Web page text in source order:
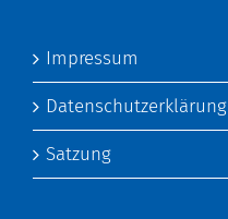
Impressum
Datenschutzerklärung
Satzung